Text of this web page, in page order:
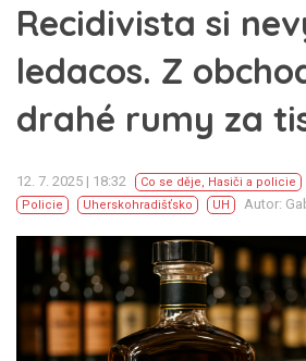
Recidivista si
ledacos. Z
drahé rumy za
12. 7. 2025 | 18:32 Co se děje, Hasiči a policie
Policie
Uherskohradišťsko UH Autor: